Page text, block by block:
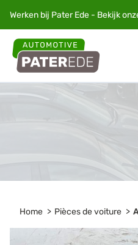
Werken bij Pater Ede - Bekijk
Home Pièces de voiture